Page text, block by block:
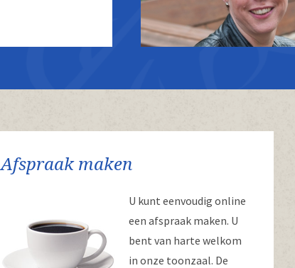
Afspraak maken
U kunt eenvoudig online
een afspraak maken. U
bent van harte welkom
in onze toonzaal. De